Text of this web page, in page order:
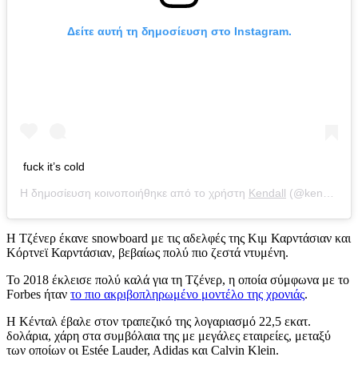
Δείτε αυτή τη δημοσίευση στο Instagram.
fuck it’s cold
Η δημοσίευση κοινοποιήθηκε από το χρήστη Kendall (@kendalljenner) στις
Η Τζένερ έκανε snowboard με τις αδελφές της Κιμ Καρντάσιαν και
Κόρτνεϊ Καρντάσιαν, βεβαίως πολύ πιο ζεστά ντυμένη.
Το 2018 έκλεισε πολύ καλά για τη Τζένερ, η οποία σύμφωνα με το
Forbes ήταν το πιο ακριβοπληρωμένο μοντέλο της χρονιάς.
Η Κένταλ έβαλε στον τραπεζικό της λογαριασμό 22,5 εκατ.
δολάρια, χάρη στα συμβόλαια της με μεγάλες εταιρείες, μεταξύ
των οποίων οι Estée Lauder, Adidas και Calvin Klein.